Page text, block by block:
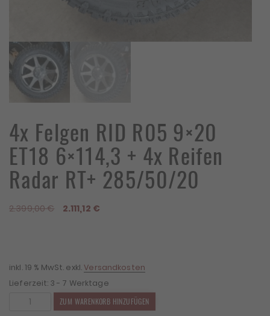
4x Felgen RID R05 9×20
ET18 6×114,3 + 4x Reifen
Radar RT+ 285/50/20
2.399,00€
Ursprünglicher
2.111,12 €Aktueller
inkl. 19 % MwSt. exkl.Versandkosten
Lieferzeit: 3 - 7 Werktage
ZUM WARENKORB HINZUFÜGEN